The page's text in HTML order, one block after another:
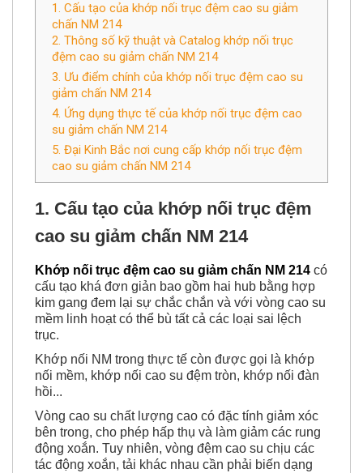
1. Cấu tạo của khớp nối trục đệm cao su giảm
chấn NM 214
2. Thông số kỹ thuật và Catalog khớp nối trục
đệm cao su giảm chấn NM 214
3. Ưu điểm chính của khớp nối trục đệm cao su
giảm chấn NM 214
4. Ứng dụng thực tế của khớp nối trục đệm cao
su giảm chấn NM 214
5. Đại Kinh Bắc nơi cung cấp khớp nối trục đệm
cao su giảm chấn NM 214
1. Cấu tạo của khớp nối trục đệm
cao su giảm chấn NM 214
Khớp nối trục đệm cao su giảm chấn NM 214 có
cấu tạo khá đơn giản bao gồm hai hub bằng hợp
kim gang đem lại sự chắc chắn và với vòng cao su
mềm linh hoạt có thể bù tất cả các loại sai lệch
trục.
Khớp nối NM trong thực tế còn được gọi là khớp
nối mềm, khớp nối cao su đệm tròn, khớp nối đàn
hồi...
Vòng cao su chất lượng cao có đặc tính giảm xóc
bên trong, cho phép hấp thụ và làm giảm các rung
động xoắn. Tuy nhiên, vòng đệm cao su chịu các
tác động xoắn, tải khác nhau cần phải biến dạng